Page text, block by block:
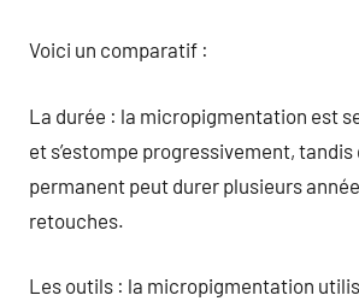
Voici un comparatif :
La durée : la micropigmentation est
et s’estompe progressivement,
permanent peut durer plusieurs
retouches.
Les outils : la micropigmentation